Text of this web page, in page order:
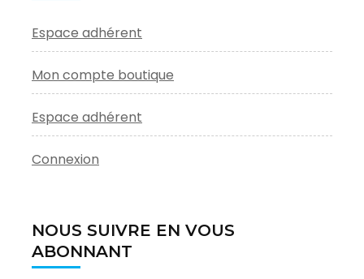
Espace adhérent
Mon compte boutique
Espace adhérent
Connexion
NOUS SUIVRE EN VOUS
ABONNANT